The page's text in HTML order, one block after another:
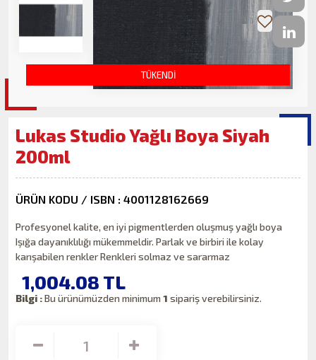
TÜKENDİ
Lukas Studio Yağlı Boya Siyah
200ml
ÜRÜN KODU / ISBN : 4001128162669
Profesyonel kalite, en iyi pigmentlerden oluşmuş yağlı boya
Işığa dayanıklılığı mükemmeldir. Parlak ve birbiri ile kolay
karışabilen renkler Renkleri solmaz ve sararmaz
1,004.08 TL
Bilgi :Bu ürünümüzden minimum1sipariş verebilirsiniz.